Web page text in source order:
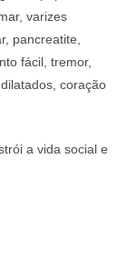
varizes
pancreatite,
fácil, tremor,
coração
a vida social e